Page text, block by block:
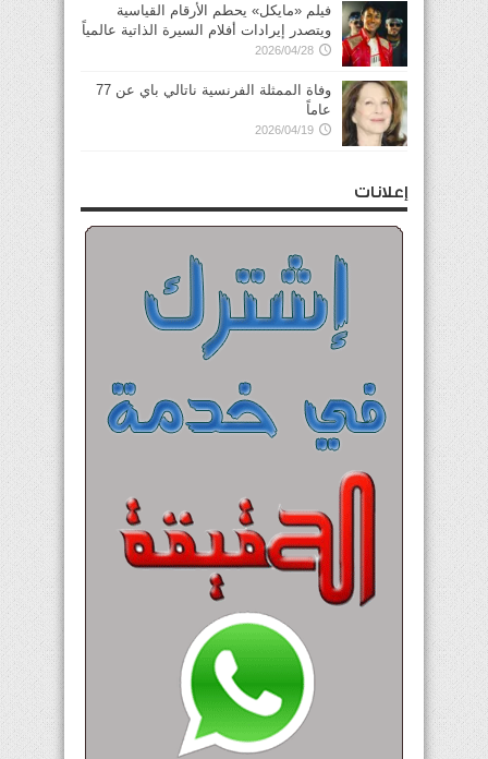
فيلم «مايكل» يحطم الأرقام القياسية
ويتصدر إيرادات أفلام السيرة الذاتية عالمياً
2026/04/28
وفاة الممثلة الفرنسية ناتالي باي عن 77
عاماً
2026/04/19
إعلانات